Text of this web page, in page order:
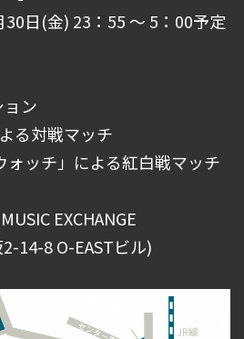
日(金) 23：55 ～ 5：00予定
ン
る対戦マッチ
ォッチ」による紅白戦マッチ
EXCHANGE
14-8 O-EASTビル)